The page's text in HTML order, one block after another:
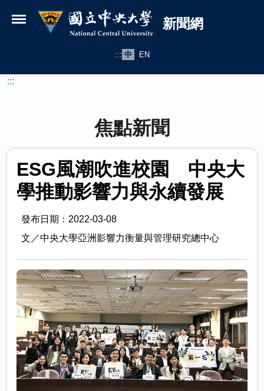
國立中央大學新聞網
新聞網
::: 中 EN
:::
焦點新聞
ESG風潮吹進校園 中央大
學推動影響力與永續發展
發布日期：2022-03-08
文／中央大學亞洲影響力衡量與管理研究總中心